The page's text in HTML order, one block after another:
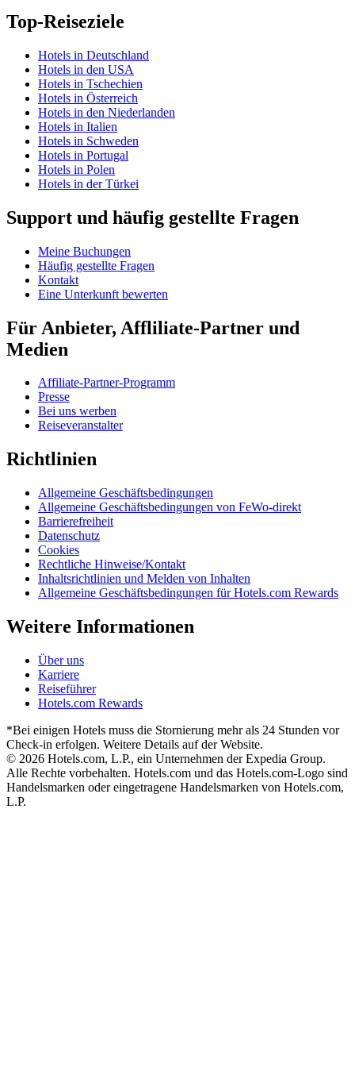
Top-Reiseziele
Hotels in Deutschland
Hotels in den USA
Hotels in Tschechien
Hotels in Österreich
Hotels in den Niederlanden
Hotels in Italien
Hotels in Schweden
Hotels in Portugal
Hotels in Polen
Hotels in der Türkei
Support und häufig gestellte Fragen
Meine Buchungen
Häufig gestellte Fragen
Kontakt
Eine Unterkunft bewerten
Für Anbieter, Affliliate-Partner und
Medien
Affiliate-Partner-Programm
Presse
Bei uns werben
Reiseveranstalter
Richtlinien
Allgemeine Geschäftsbedingungen
Allgemeine Geschäftsbedingungen von FeWo-direkt
Barrierefreiheit
Datenschutz
Cookies
Rechtliche Hinweise/Kontakt
Inhaltsrichtlinien und Melden von Inhalten
Allgemeine Geschäftsbedingungen für Hotels.com Rewards
Weitere Informationen
Über uns
Karriere
Reiseführer
Hotels.com Rewards
*Bei einigen Hotels muss die Stornierung mehr als 24 Stunden vor
Check-in erfolgen. Weitere Details auf der Website.
© 2026 Hotels.com, L.P., ein Unternehmen der Expedia Group.
Alle Rechte vorbehalten. Hotels.com und das Hotels.com-Logo sind
Handelsmarken oder eingetragene Handelsmarken von Hotels.com,
L.P.